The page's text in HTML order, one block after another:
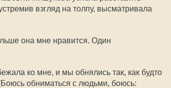
взгляд на толпу, высматривала
она мне нравится. Один
ко мне, и мы обнялись так, как будто
обниматься с людьми, боюсь: